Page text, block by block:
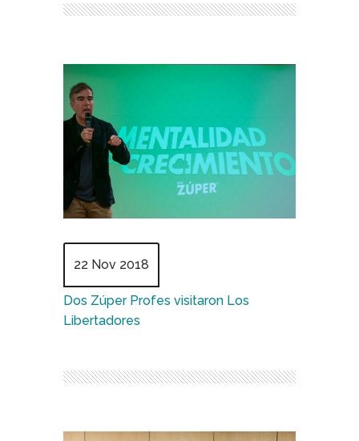
22 Nov 2018
Dos Zúper Profes visitaron Los
Libertadores